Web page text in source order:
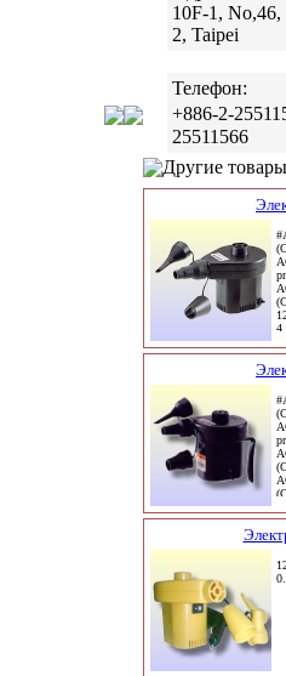
10F-1, No,46,
2, Taipei
Телефон:
+886-2-
25511566
Другие